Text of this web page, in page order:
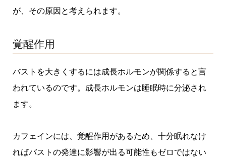
が、その原因と考えられます。
覚醒作用
バストを大きくするには成長ホルモンが関係すると言
われているのです。成長ホルモンは睡眠時に分泌され
ます。
カフェインには、覚醒作用があるため、十分眠れなけ
ればバストの発達に影響が出る可能性もゼロではない